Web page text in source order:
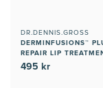
DR.DENNIS.GROSS
DERMINFUSIONS™
REPAIR LIP
495 kr